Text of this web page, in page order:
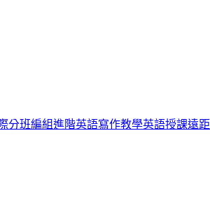
分班編組進階英語寫作教學英語授課遠距